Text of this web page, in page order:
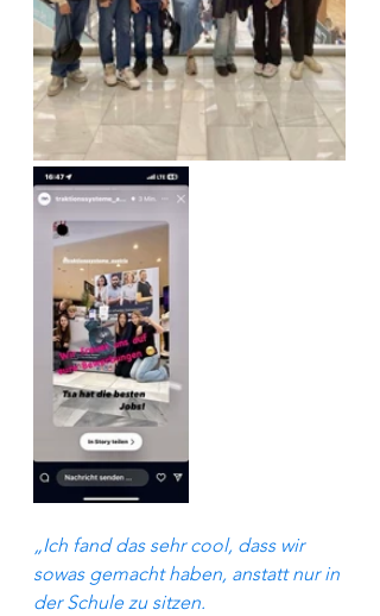
„Ich fand das sehr cool, dass wir
sowas gemacht haben, anstatt nur in
der Schule zu sitzen.